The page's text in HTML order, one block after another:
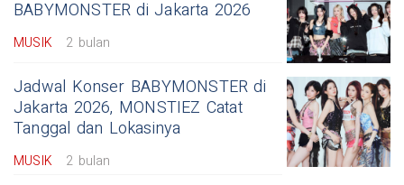
BABYMONSTER di Jakarta 2026
MUSIK 2 bulan
Jadwal Konser BABYMONSTER di
Jakarta 2026, MONSTIEZ Catat
Tanggal dan Lokasinya
MUSIK 2 bulan